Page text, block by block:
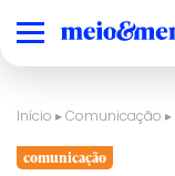
Início ▸Comunicação ▸
comunicação